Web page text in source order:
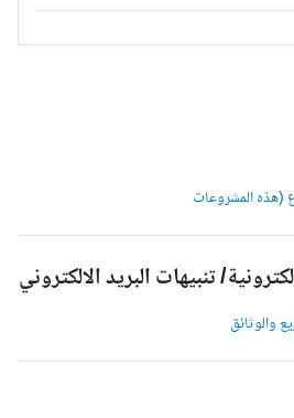
المشروعات
تنبيهات البريد الالكتروني